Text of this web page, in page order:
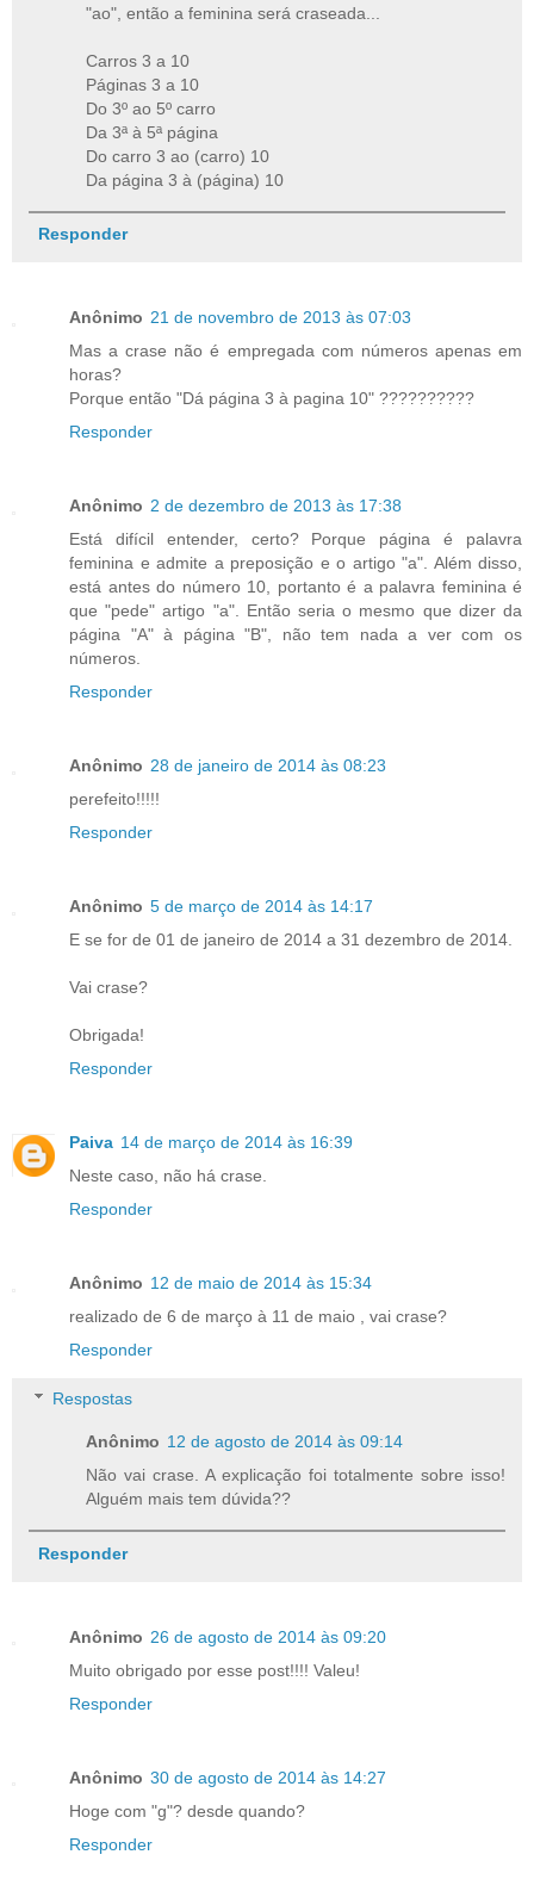
"ao", então a feminina será craseada...
Carros 3 a 10
Páginas 3 a 10
Do 3º ao 5º carro
Da 3ª à 5ª página
Do carro 3 ao (carro) 10
Da página 3 à (página) 10
Responder
Anônimo 21 de novembro de 2013 às 07:03
Mas a crase não é empregada com números apenas em
horas?
Porque então "Dá página 3 à pagina 10" ??????????
Responder
Anônimo 2 de dezembro de 2013 às 17:38
Está difícil entender, certo? Porque página é palavra
feminina e admite a preposição e o artigo "a". Além disso,
está antes do número 10, portanto é a palavra feminina é
que "pede" artigo "a". Então seria o mesmo que dizer da
página "A" à página "B", não tem nada a ver com os
números.
Responder
Anônimo 28 de janeiro de 2014 às 08:23
perefeito!!!!!
Responder
Anônimo 5 de março de 2014 às 14:17
E se for de 01 de janeiro de 2014 a 31 dezembro de 2014.
Vai crase?
Obrigada!
Responder
Paiva 14 de março de 2014 às 16:39
Neste caso, não há crase.
Responder
Anônimo 12 de maio de 2014 às 15:34
realizado de 6 de março à 11 de maio , vai crase?
Responder
Respostas
Anônimo 12 de agosto de 2014 às 09:14
Não vai crase. A explicação foi totalmente sobre isso!
Alguém mais tem dúvida??
Responder
Anônimo 26 de agosto de 2014 às 09:20
Muito obrigado por esse post!!!! Valeu!
Responder
Anônimo 30 de agosto de 2014 às 14:27
Hoge com "g"? desde quando?
Responder